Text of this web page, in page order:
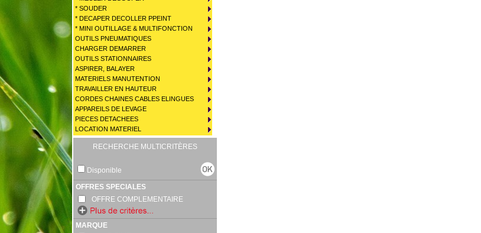
RECHERCHE MULTICRITÈRES
Disponible
OFFRES SPECIALES
OFFRE COMPLEMENTAIRE
MARQUE
* SOUDER
* DECAPER DECOLLER PPEINT
* MINI OUTILLAGE & MULTIFONCTION
OUTILS PNEUMATIQUES
CHARGER DEMARRER
OUTILS STATIONNAIRES
ASPIRER, BALAYER
MATERIELS MANUTENTION
TRAVAILLER EN HAUTEUR
CORDES CHAINES CABLES ELINGUES
APPAREILS DE LEVAGE
PIECES DETACHEES
LOCATION MATERIEL